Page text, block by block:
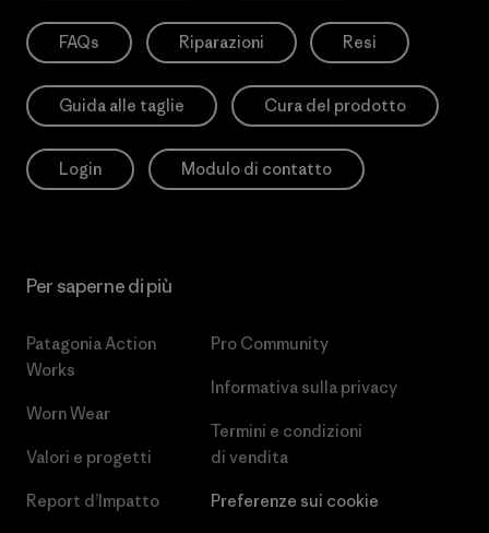
FAQs Riparazioni Resi
Guida alle taglie Cura del prodotto
Login Modulo di contatto
Per saperne di più
Patagonia Action
Works
Worn Wear
Valori e progetti
Report d’Impatto
Pro Community
Informativa sulla privacy
Termini e condizioni
di vendita
Preferenze sui cookie